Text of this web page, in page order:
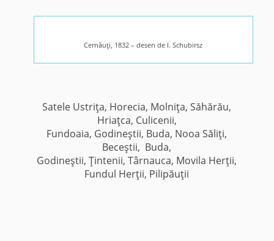
Cernăuţi, 1832 – desen de I. Schubirsz
Satele Ustriţa, Horecia, Molniţa, Săhărău,
Hriaţca, Culicenii,
Fundoaia, Godineştii, Buda, Nooa Săliţi,
Beceştii, Buda,
Godineştii, Ţintenii, Târnauca, Movila Herţii,
Fundul Herţii, Pilipăuţii